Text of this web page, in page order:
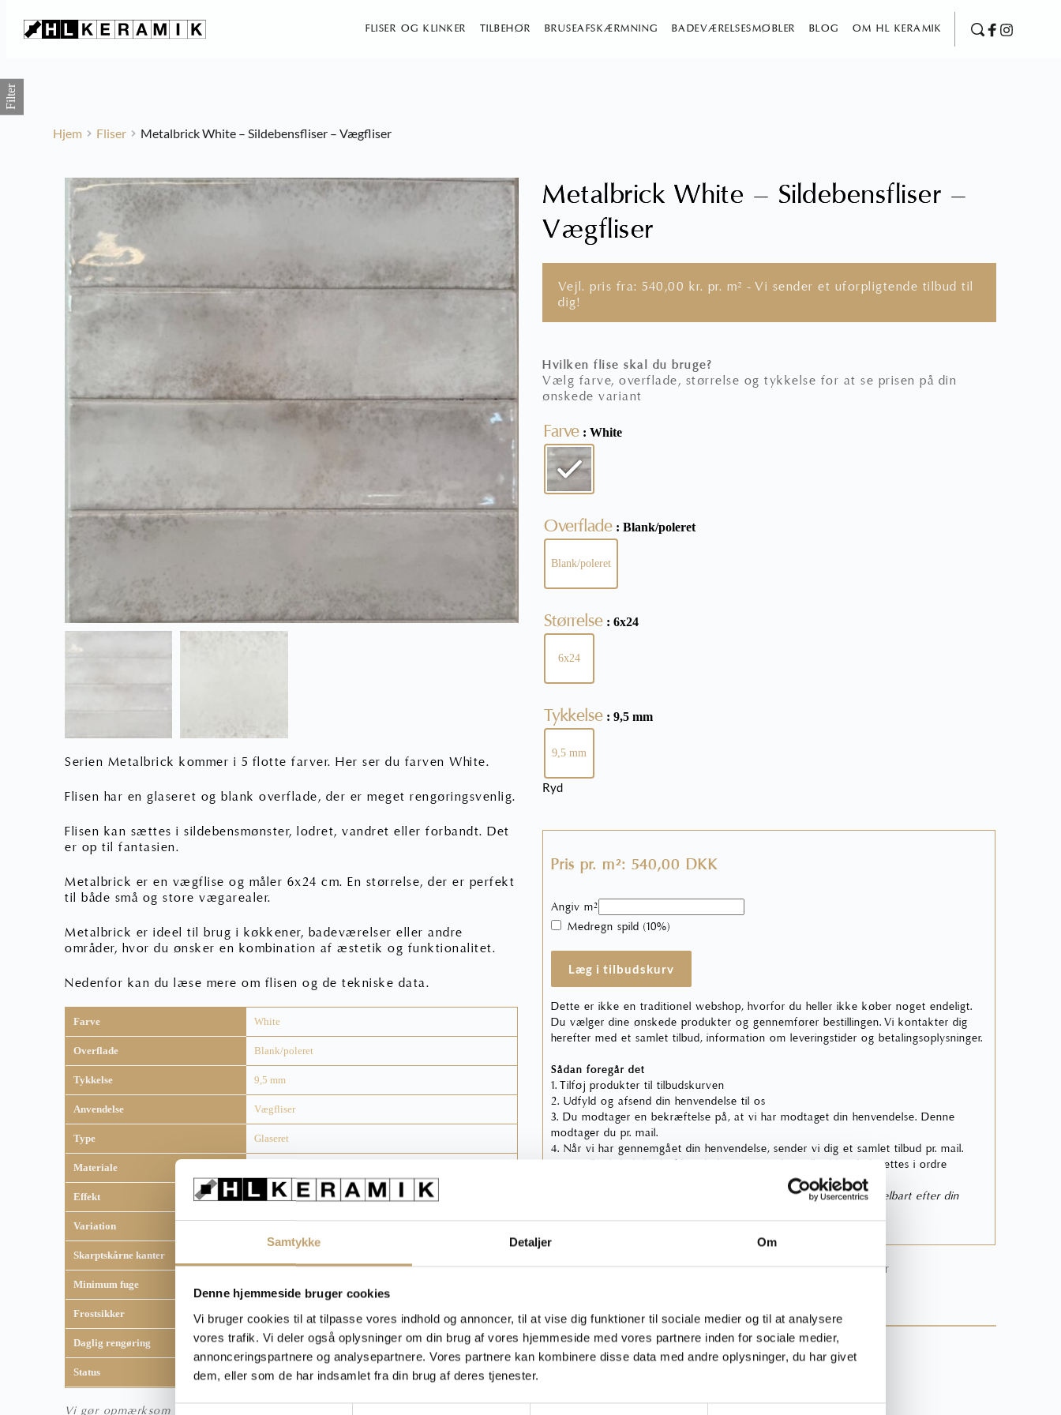
Samtykke Detaljer Om
Denne hjemmeside bruger cookies
Vi bruger cookies til at tilpasse vores indhold og annoncer, til at vise dig funktioner til sociale medier og til at analysere
vores trafik. Vi deler også oplysninger om din brug af vores hjemmeside med vores partnere inden for sociale medier,
annonceringspartnere og analysepartnere. Vores partnere kan kombinere disse data med andre oplysninger, du har givet
dem, eller som de har indsamlet fra din brug af deres tjenester.
indhold
FLISER OG KLINKER TILBEHØR BRUSEAFSKÆRMNING BADEVÆRELSESMØBLER BLOG OM HL KERAMIK
Hjem Fliser Metalbrick White – Sildebensfliser – Vægfliser
Serien Metalbrick kommer i 5 flotte farver. Her ser du farven White.
Flisen har en glaseret og blank overflade, der er meget rengøringsvenlig.
Flisen kan sættes i sildebensmønster, lodret, vandret eller forbandt. Det
er op til fantasien.
Metalbrick er en vægflise og måler 6x24 cm. En størrelse, der er perfekt
til både små og store vægarealer.
Metalbrick er ideel til brug i køkkener, badeværelser eller andre
områder, hvor du ønsker en kombination af æstetik og funktionalitet.
Nedenfor kan du læse mere om flisen og de tekniske data.
Farve White
Overflade Blank/poleret
Tykkelse 9,5 mm
Anvendelse Vægfliser
Type Glaseret
Materiale
Effekt Sildebensfliser Vægfliser
Variation
Skarptskårne kanter
Minimum fuge
Frostsikker Nej
Daglig rengøring Fila Cleaner
Status Lagervare
Vi gør opmærksom på, at fliser kan syne anderledes på billeder end i
Metalbrick White – Sildebensfliser –
Vægfliser
Vejl. pris fra: 540,00 kr. pr. m² - Vi sender et uforpligtende tilbud til
dig!
Hvilken flise skal du bruge?
Vælg farve, overflade, størrelse og tykkelse for at se prisen på din
ønskede variant
Farve : White
Overflade : Blank/poleret
Blank/poleret
Størrelse : 6x24
6x24
Tykkelse : 9,5 mm
9,5 mm
Ryd
Pris pr. m²: 540,00 DKK
Angiv m²
Medregn spild (10%)
Læg i tilbudskurv
Dette er ikke en traditionel webshop, hvorfor du heller ikke køber noget endeligt.
Du vælger dine ønskede produkter og gennemfører bestillingen. Vi kontakter dig
herefter med et samlet tilbud, information om leveringstider og betalingsoplysninger.
Sådan foregår det
1. Tilføj produkter til tilbudskurven
2. Udfyld og afsend din henvendelse til os
3. Du modtager en bekræftelse på, at vi har modtaget din henvendelse. Denne
modtager du pr. mail.
4. Når vi har gennemgået din henvendelse, sender vi dig et samlet tilbud pr. mail.
Dette tilbud skal du skriftligt skal acceptere, hvis tilbuddet skal sættes i ordre
OBS: Har du ikke modtaget en bekræftelse pr. mail fra os umiddelbart efter din
Du kan læse mere om vores online bestillingsprocesher
Spørgsmål til produktet?
Filter